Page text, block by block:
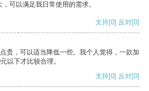
可以满足我日常使用的需求。
支持[0] 反对[0]
贵，可以适当降低一些。我个人觉得，一款加
以下才比较合理。
支持[0] 反对[0]